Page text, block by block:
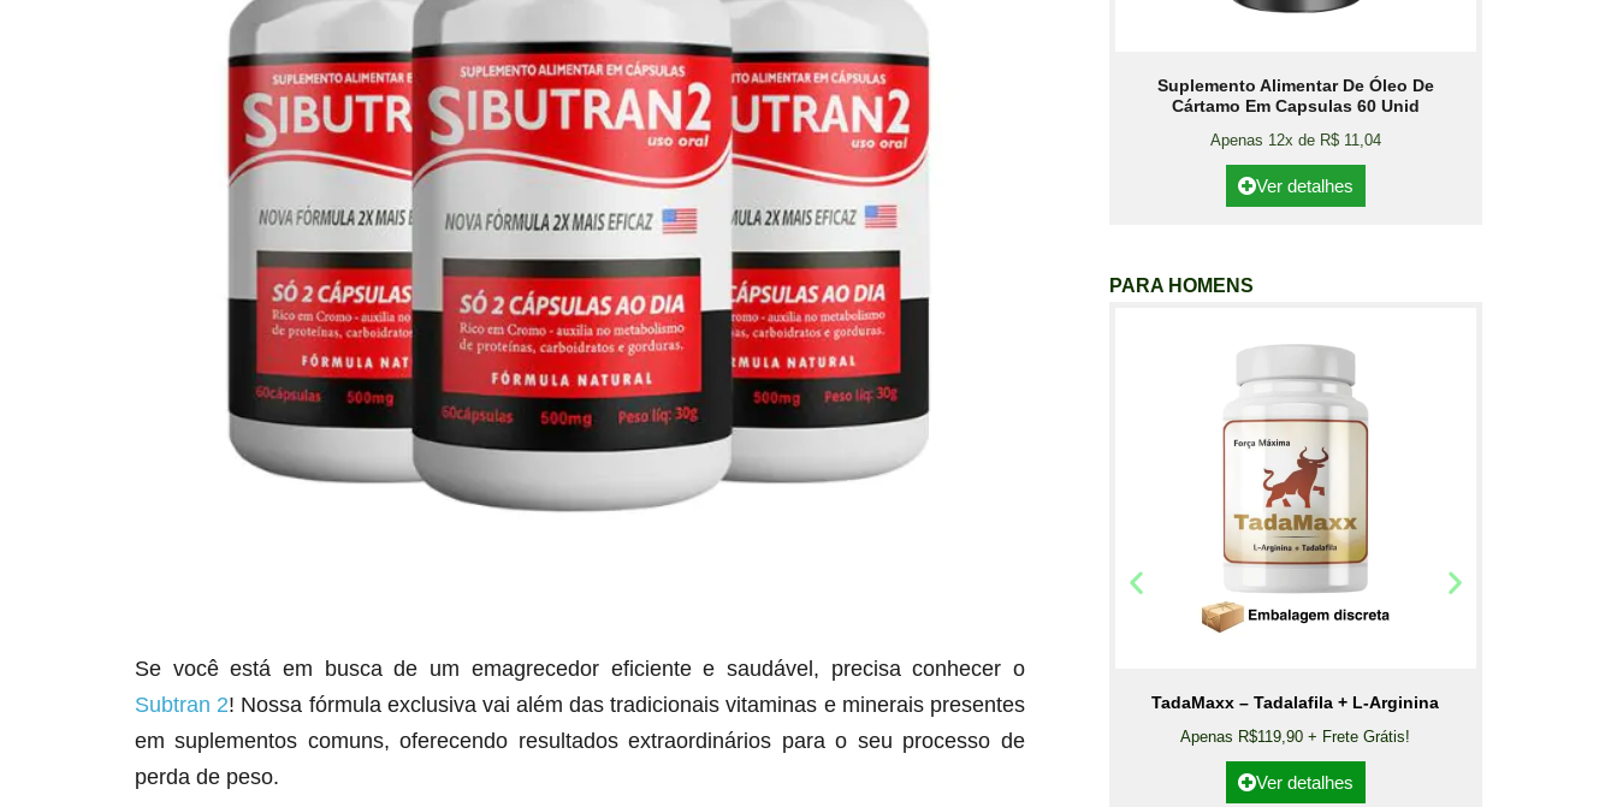
Se você está em busca de um emagrecedor eficiente e saudável, precisa conhecer o
Subtran 2! Nossa fórmula exclusiva vai além das tradicionais vitaminas e minerais presentes
em suplementos comuns, oferecendo resultados extraordinários para o seu processo de
perda de peso.
Seca Já Detox – O Fim da gordura
localizada
Apenas 12x de R$19,78
Ver detalhes
Suplemento Alimentar De Óleo De
Cártamo Em Capsulas 60 Unid
Apenas 12x de R$ 11,04
Ver detalhes
PARA HOMENS
Seca Já Detox – O Fim da gordura
localizada
Apenas 12x de R$19,78
TadaMaxx – Tadalafila + L-Arginina
Apenas R$119,90 + Frete Grátis!
Ver detalhes